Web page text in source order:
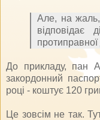
Але, на жаль,
відповідає
протиправної
До прикладу, пан
закордонний
році - коштує 120
Це зовсім не так.